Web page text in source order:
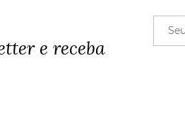
e receba